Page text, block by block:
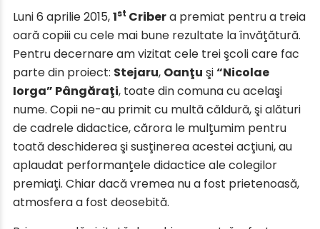
Luni 6 aprilie 2015,1st Cribera premiat pentru a treia
oară copiii cu cele mai bune rezultate la învăţătură.
Pentru decernare am vizitat cele trei şcoli care fac
parte din proiect: Stejaru, Oanţu şi“Nicolae
Iorga” Pângăraţi, toate din comuna cu acelaşi
nume. Copii ne-au primit cu multă căldură, şi alături
de cadrele didactice, cărora le mulţumim pentru
toată deschiderea şi susţinerea acestei acţiuni, au
aplaudat performanţele didactice ale colegilor
premiaţi. Chiar dacă vremea nu a fost prietenoasă,
atmosfera a fost deosebită.